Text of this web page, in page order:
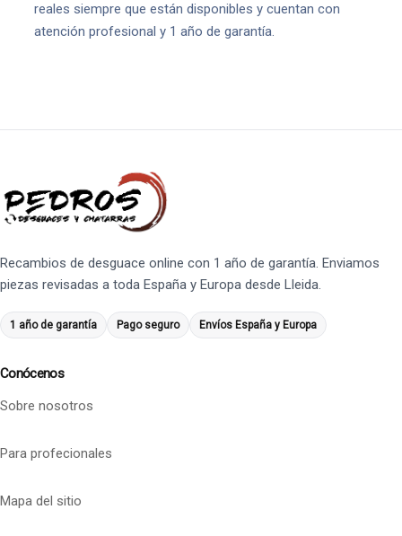
reales siempre que están disponibles y cuentan con
atención profesional y 1 año de garantía.
Recambios de desguace online con 1 año de garantía. Enviamos
piezas revisadas a toda España y Europa desde Lleida.
1 año de garantía Pago seguro Envíos España y Europa
Conócenos
Sobre nosotros
Para profecionales
Mapa del sitio